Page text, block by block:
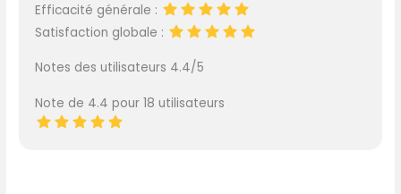
Efficacité générale :
Satisfaction globale :
Notes des utilisateurs 4.4/5
Note de 4.4 pour 18 utilisateurs